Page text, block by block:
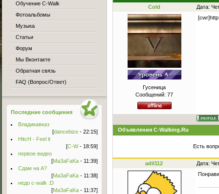
Cold Дата:
Гусеница
Сообщений: 77
Объявления C-Walking.Ru
Есть
adil112 Дата:
Обучение C-Walk
Фотоальбомы
Музыка
Статьи
Форум
Мы Вконтакте
Обратная связь
FAQ (Вопрос/Ответ)
Последние сообщения
Владикавказ
[dancebize - 22:15]
HitcH - Feel it
[C-W- 18:59]
первое видео
[Ma3aFaKa - 11:39]
Сдам на А?
[Ma3aFaKa - 11:38]
недо c-walk :D
[Ma3aFaKa - 11:37]